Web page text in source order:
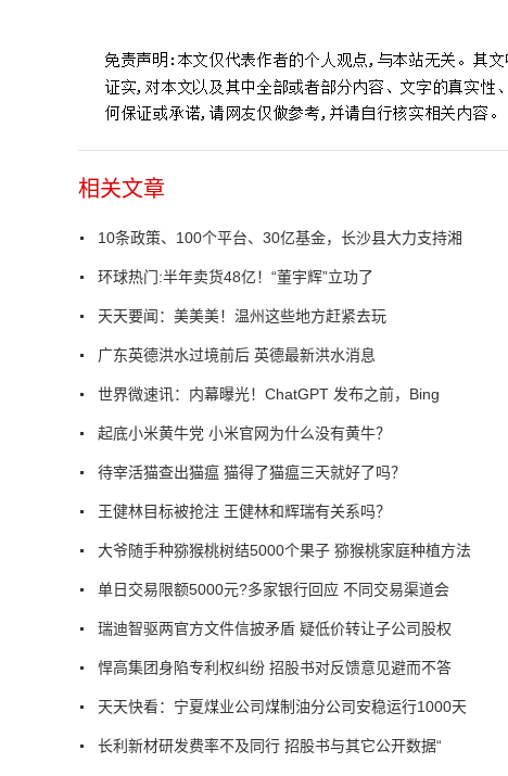
相关文章
10条政策、100个平台、30亿基金，长沙县大力支持湘
环球热门:半年卖货48亿！“董宇辉”立功了
天天要闻：美美美！温州这些地方赶紧去玩
广东英德洪水过境前后 英德最新洪水消息
世界微速讯：内幕曝光！ChatGPT 发布之前，Bing
起底小米黄牛党 小米官网为什么没有黄牛？
待宰活猫查出猫瘟 猫得了猫瘟三天就好了吗？
王健林目标被抢注 王健林和辉瑞有关系吗？
大爷随手种猕猴桃树结5000个果子 猕猴桃家庭种植方法
单日交易限额5000元?多家银行回应 不同交易渠道会
瑞迪智驱两官方文件信披矛盾 疑低价转让子公司股权
悍高集团身陷专利权纠纷 招股书对反馈意见避而不答
天天快看：宁夏煤业公司煤制油分公司安稳运行1000天
长利新材研发费率不及同行 招股书与其它公开数据“